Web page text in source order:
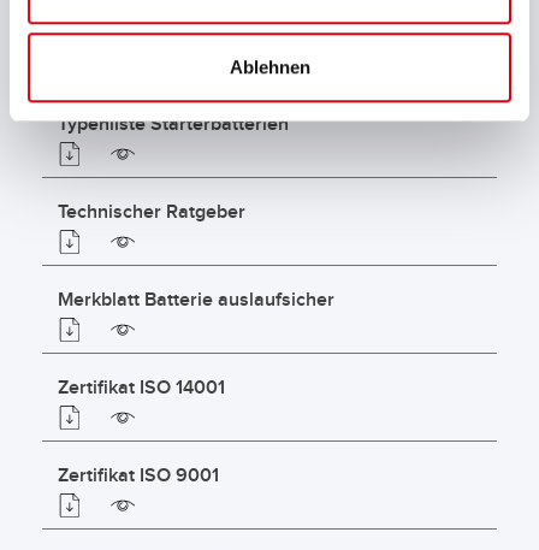
Ablehnen
Gesamtkatalog
Typenliste Starterbatterien
Technischer Ratgeber
Merkblatt Batterie auslaufsicher
Zertifikat ISO 14001
Zertifikat ISO 9001